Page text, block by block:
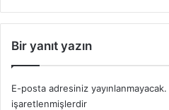
Bir yanıt yazın
E-posta adresiniz yayınlanmayacak.
işaretlenmişlerdir